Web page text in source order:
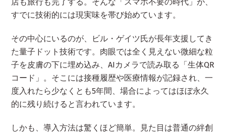
すでに技術的には現実味を帯び始めています。
その中心にいるのが、ビル・ゲイツ氏が長年支援してき
た量子ドット技術です。肉眼では全く見えない微細な粒
子を皮膚の下に埋め込み、AIカメラで読み取る「生体QR
コード」。そこには接種履歴や医療情報が記録され、一
度入れたら少なくとも5年間、場合によってはほぼ永久
的に残り続けると言われています。
しかも、導入方法は驚くほど簡単。見た目は普通の絆創